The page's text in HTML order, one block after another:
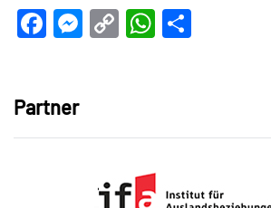
Facebook
Messenger
CopyWhatsApp
Partner